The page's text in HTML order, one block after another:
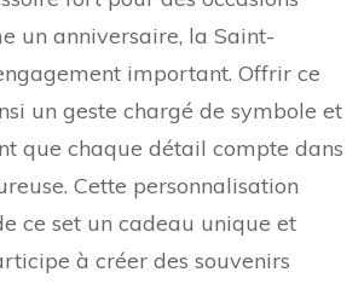
un anniversaire, la Saint-
important. Offrir ce
un geste chargé de symbole et
que chaque détail compte dans
Cette personnalisation
ce set un cadeau unique et
à créer des souvenirs